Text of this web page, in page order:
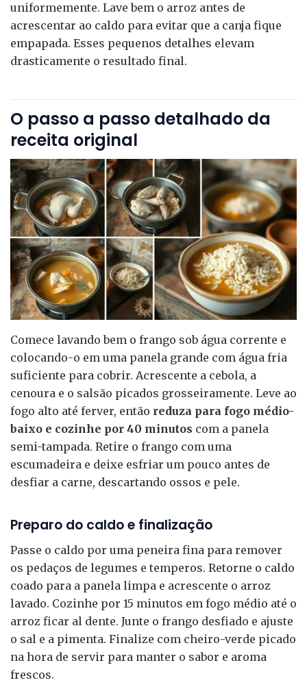
uniformemente. Lave bem o arroz antes de
acrescentar ao caldo para evitar que a canja fique
empapada. Esses pequenos detalhes elevam
drasticamente o resultado final.
O passo a passo detalhado da
receita original
Comece lavando bem o frango sob água corrente e
colocando-o em uma panela grande com água fria
suficiente para cobrir. Acrescente a cebola, a
cenoura e o salsão picados grosseiramente. Leve ao
fogo alto até ferver, então reduza para fogo médio-
baixo e cozinhe por 40 minutos com a panela
semi-tampada. Retire o frango com uma
escumadeira e deixe esfriar um pouco antes de
desfiar a carne, descartando ossos e pele.
Preparo do caldo e finalização
Passe o caldo por uma peneira fina para remover
os pedaços de legumes e temperos. Retorne o caldo
coado para a panela limpa e acrescente o arroz
lavado. Cozinhe por 15 minutos em fogo médio até o
arroz ficar al dente. Junte o frango desfiado e ajuste
o sal e a pimenta. Finalize com cheiro-verde picado
na hora de servir para manter o sabor e aroma
frescos.